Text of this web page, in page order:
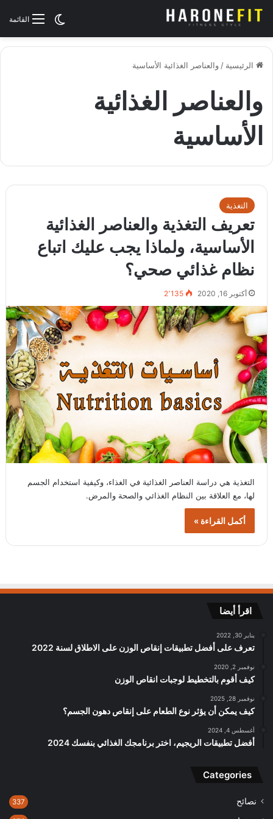
القائمةالوضع
الرئيسية / والعناصر الغذائية الأساسية
والعناصر الغذائية
الأساسية
التغذية
تعريف التغذية والعناصر الغذائية
الأساسية، ولماذا يجب عليك اتباع
نظام غذائي صحي؟
أكتوبر 16, 2020 2٬135
التغذية هي دراسة العناصر الغذائية في الغذاء، وكيفية استخدام الجسم
لها، مع العلاقة بين النظام الغذائي والصحة والمرض.
أكمل القراءة »
اقرأ أيضا
يناير 30, 2022
تعرف على أفضل تطبيقات إنقاص الوزن على الاطلاق لسنة 2022
نوفمبر 2, 2020
كيف أقوم بالتخطيط لوجبات انقاص الوزن
نوفمبر 28, 2025
كيف يمكن أن يؤثر نوع الطعام على إنقاص دهون الجسم؟
أغسطس 4, 2024
أفضل تطبيقات الريجيم، اختر برنامجك الغذائي بنفسك 2024
Categories
نصائح 337